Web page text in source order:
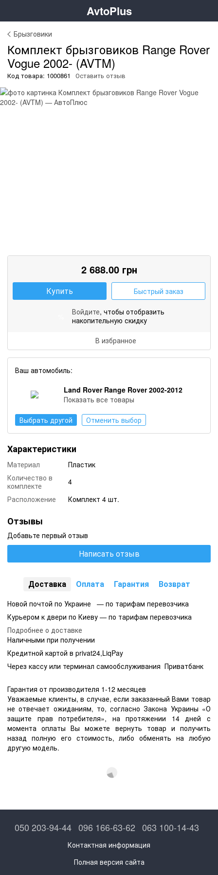
AvtoPlus
Брызговики
Комплект брызговиков Range Rover
Vogue 2002- (AVTM)
Код товара: 1000861 Оставить отзыв
2 688.00грн
Купить Быстрый заказ
Войдите, чтобы отобразить
накопительную скидку
В избранное
Ваш автомобиль:
Land Rover Range Rover 2002-2012
Показать все товары
Выбрать другой Отменить выбор
Характеристики
Материал
Пластик
Количество в
комплекте
4
Расположение
Комплект 4 шт.
Отзывы
Добавьте первый отзыв
Написать отзыв
Доставка Оплата Гарантия Возврат
Новой почтой по Украине — по тарифам перевозчика
Курьером к двери по Киеву — по тарифам перевозчика
Подробнее о доставке
Наличными при получении
Кредитной картой в privat24,LiqPay
Через кассу или терминал самообслуживания Приватбанк
Гарантия от производителя 1-12 месяцев
Уважаемые клиенты, в случае, если заказанный Вами товар
не отвечает ожиданиям, то, согласно Закона Украины «О
защите прав потребителя», на протяжении 14 дней с
момента оплаты Вы можете вернуть товар и получить
назад полную его стоимость, либо обменять на любую
другую модель.
050 203-94-44 096 166-63-62 063 100-14-43
Контактная информация
Полная версия сайта